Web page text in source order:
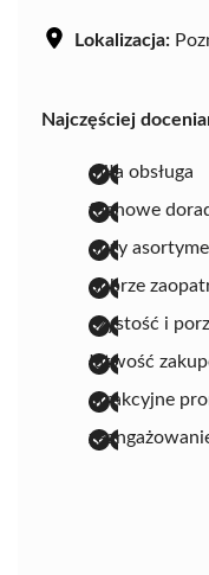
Lokalizacja:
Najczęściej
miła obsługa
fachowe
duży
dobrze
czystość i
łatwość
atrakcyjne